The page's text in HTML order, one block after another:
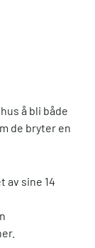
å bli både
de bryter en
av sine 14